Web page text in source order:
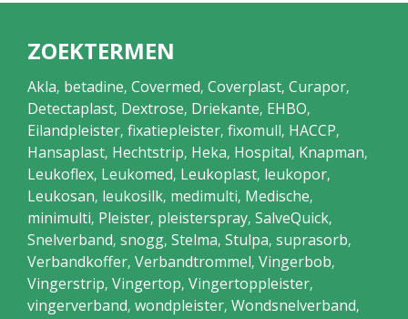
ZOEKTERMEN
Akla, betadine, Covermed, Coverplast, Curapor,
Detectaplast, Dextrose, Driekante, EHBO,
Eilandpleister, fixatiepleister, fixomull, HACCP,
Hansaplast, Hechtstrip, Heka, Hospital, Knapman,
Leukoflex, Leukomed, Leukoplast, leukopor,
Leukosan, leukosilk, medimulti, Medische,
minimulti, Pleister, pleisterspray, SalveQuick,
Snelverband, snogg, Stelma, Stulpa, suprasorb,
Verbandkoffer, Verbandtrommel, Vingerbob,
Vingerstrip, Vingertop, Vingertoppleister,
vingerverband, wondpleister, Wondsnelverband,